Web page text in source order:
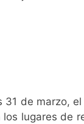
de marzo,
lugares de